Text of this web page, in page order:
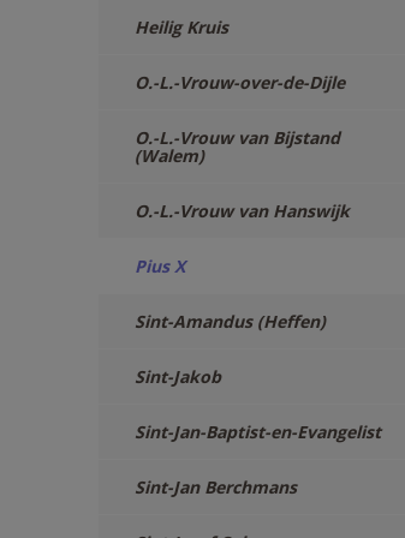
Heilig Kruis
O.-L.-Vrouw-over-de-Dijle
O.-L.-Vrouw van Bijstand
(Walem)
O.-L.-Vrouw van Hanswijk
Pius X
Sint-Amandus (Heffen)
Sint-Jakob
Sint-Jan-Baptist-en-Evangelist
Sint-Jan Berchmans